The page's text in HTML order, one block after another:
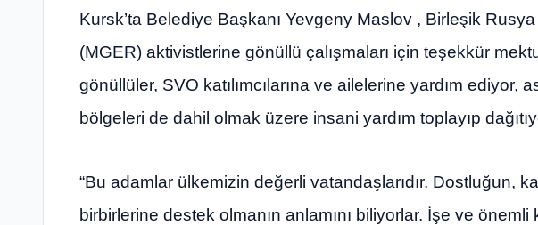
Kursk’ta Belediye Başkanı Yevgeny Maslov , Birleşik Rusya
(MGER) aktivistlerine gönüllü çalışmaları için teşekkür
gönüllüler, SVO katılımcılarına ve ailelerine yardım ediyor,
bölgeleri de dahil olmak üzere insani yardım toplayıp
“Bu adamlar ülkemizin değerli vatandaşlarıdır. Dostluğun,
birbirlerine destek olmanın anlamını biliyorlar. İşe ve önemli